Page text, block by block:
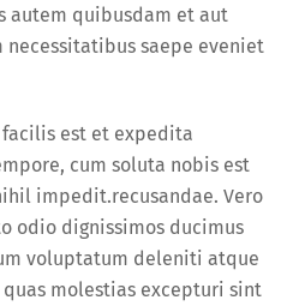
autem quibusdam et aut
saepe eveniet
est et expedita
cum soluta nobis est
impedit.recusandae. Vero
odio dignissimos ducimus
voluptatum deleniti atque
molestias excepturi sint